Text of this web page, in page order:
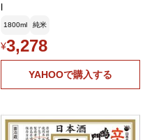
l
1800ml 純米
¥3,278
YAHOOで購入する